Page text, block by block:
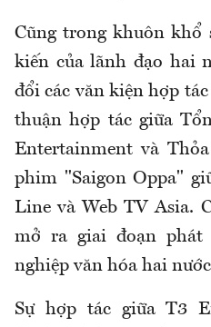
Cũng trong khuôn khổ
kiến của lãnh đạo hai
đổi các văn kiện hợp
thuận hợp tác giữa
Entertainment và
phim "Saigon Oppa"
Line và Web TV Asia.
mở ra giai đoạn
nghiệp văn hóa hai
Sự hợp tác giữa T3